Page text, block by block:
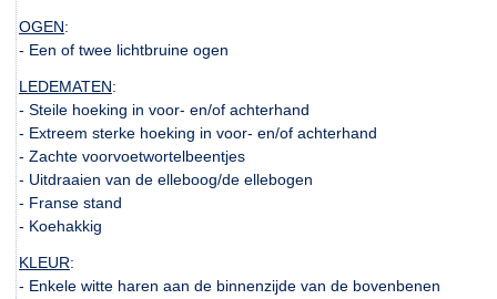
OGEN:
- Een of twee lichtbruine ogen
LEDEMATEN:
- Steile hoeking in voor- en/of achterhand
- Extreem sterke hoeking in voor- en/of achterhand
- Zachte voorvoetwortelbeentjes
- Uitdraaien van de elleboog/de ellebogen
- Franse stand
- Koehakkig
KLEUR:
- Enkele witte haren aan de binnenzijde van de bovenbenen